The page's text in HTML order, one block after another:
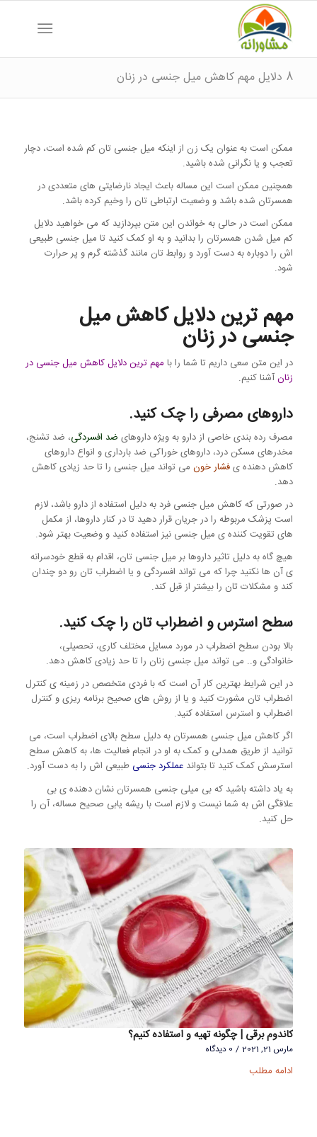
8 دلایل مهم کاهش میل جنسی در زنان
ممکن است به عنوان یک زن از اینکه میل جنسی تان کم شده است، دچار
تعجب و یا نگرانی شده باشید.
همچنین ممکن است این مساله باعث ایجاد نارضایتی های متعددی در
همسرتان شده باشد و وضعیت ارتباطی تان را وخیم کرده باشد.
ممکن است در حالی به خواندن این متن بپردازید که می خواهید دلایل
کم میل شدن همسرتان را بدانید و به او کمک کنید تا میل جنسی طبیعی
اش را دوباره به دست آورد و روابط تان مانند گذشته گرم و پر حرارت
شود.
مهم ترین دلایل کاهش میل
جنسی در زنان
در این متن سعی داریم تا شما را با مهم ترین دلایل کاهش میل جنسی در
زنانآشنا کنیم.
داروهای مصرفی را چک کنید.
مصرف رده بندی خاصی از دارو به ویژه داروهای ضد افسردگی، ضد تشنج،
مخدرهای مسکن درد، داروهای خوراکی ضد بارداری و انواع داروهای
کاهش دهنده یفشار خونمی تواند میل جنسی را تا حد زیادی کاهش
دهد.
در صورتی که کاهش میل جنسی فرد به دلیل استفاده از دارو باشد، لازم
است پزشک مربوطه را در جریان قرار دهید تا در کنار داروها، از مکمل
های تقویت کننده ی میل جنسی نیز استفاده کنید و وضعیت بهتر شود.
هیچ گاه به دلیل تاثیر داروها بر میل جنسی تان، اقدام به قطع خودسرانه
ی آن ها نکنید چرا که می تواند افسردگی و یا اضطراب تان رو دو چندان
کند و مشکلات تان را بیشتر از قبل کند.
سطح استرس و اضطراب تان را چک کنید.
بالا بودن سطح اضطراب در مورد مسایل مختلف کاری، تحصیلی،
خانوادگی و.. می تواند میل جنسی زنان را تا حد زیادی کاهش دهد.
در این شرایط بهترین کار آن است که با فردی متخصص در زمینه ی کنترل
اضطراب تان مشورت کنید و یا از روش های صحیح برنامه ریزی و کنترل
اضطراب و استرس استفاده کنید.
اگر کاهش میل جنسی همسرتان به دلیل سطح بالای اضطراب است، می
توانید از طریق همدلی و کمک به او در انجام فعالیت ها، به کاهش سطح
استرسش کمک کنید تا بتواند عملکرد جنسی طبیعی اش را به دست آورد.
به یاد داشته باشید که بی میلی جنسی همسرتان نشان دهنده ی بی
علاقگی اش به شما نیست و لازم است با ریشه یابی صحیح مساله، آن را
حل کنید.
کاندوم برقی | چگونه تهیه و استفاده کنیم؟
مارس 21, 2021 / 0 دیدگاه
ادامه مطلب